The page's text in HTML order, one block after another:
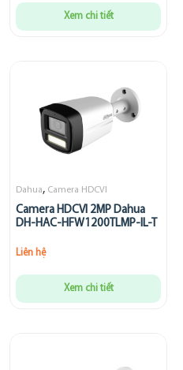
Xem chi tiết
Dahua, Camera HDCVI
Camera HDCVI 2MP Dahua
DH-HAC-HFW1200TLMP-IL-T
Liên hệ
Xem chi tiết